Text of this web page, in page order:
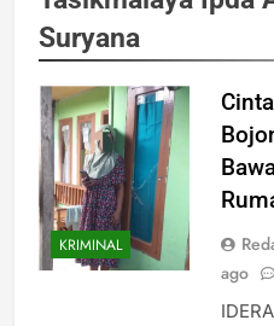
Suryana
KRIMINAL
ago